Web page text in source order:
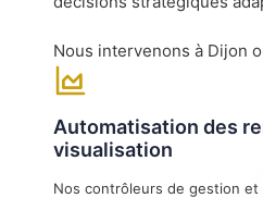
Nous intervenons à Dijon
Automatisation des
visualisation
Nos contrôleurs de gestion et